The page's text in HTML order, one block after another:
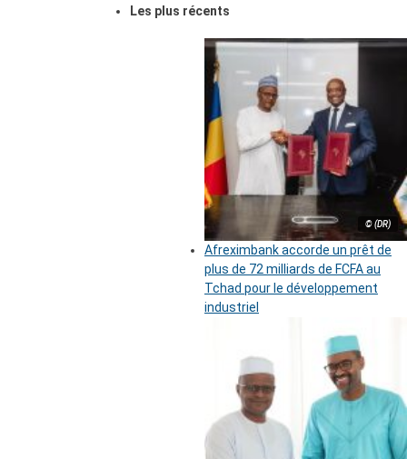
Les plus récents
© (DR)
Afreximbank accorde un prêt de
plus de 72 milliards de FCFA au
Tchad pour le développement
industriel